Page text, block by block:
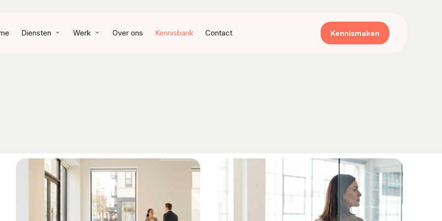
Diensten Werk Over ons Kennisbank Contact Kennismaken